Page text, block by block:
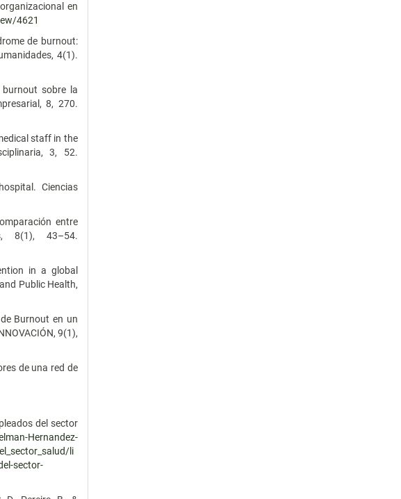
en
4621
de burnout:
4(1).
burnout sobre la
8, 270.
staff in the
3, 52.
Ciencias
entre
8(1), 43–54.
in a global
Public Health,
Burnout en un
9(1),
de una red de
del sector
Hernandez-
li
sector-